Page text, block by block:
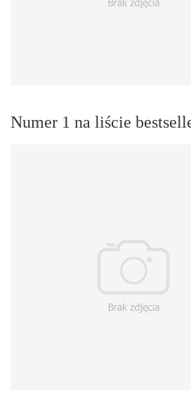
Numer 1 na liście